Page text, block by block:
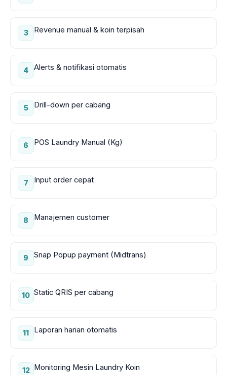
3 Revenue manual & koin terpisah
4 Alerts & notifikasi otomatis
5 Drill-down per cabang
6 POS Laundry Manual (Kg)
7 Input order cepat
8 Manajemen customer
9 Snap Popup payment (Midtrans)
10 Static QRIS per cabang
11 Laporan harian otomatis
12 Monitoring Mesin Laundry Koin